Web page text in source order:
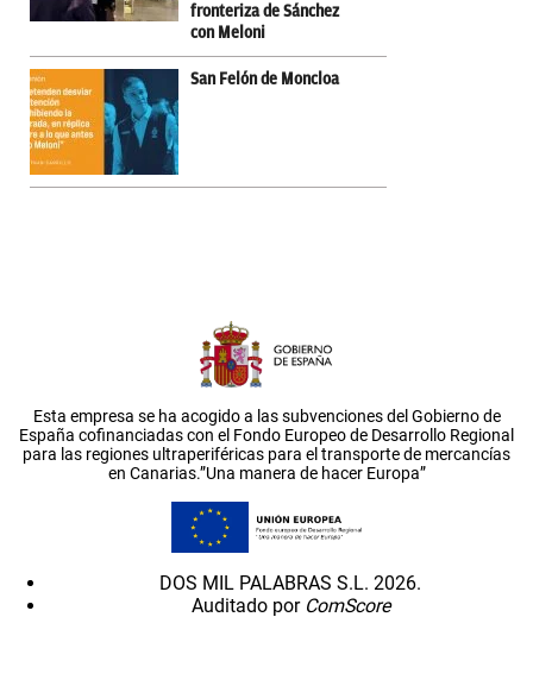
fronteriza de Sánchez
con Meloni
San Felón de Moncloa
Esta empresa se ha acogido a las subvenciones del Gobierno de
España cofinanciadas con el Fondo Europeo de Desarrollo Regional
para las regiones ultraperiféricas para el transporte de mercancías
en Canarias.”Una manera de hacer Europa”
DOS MIL PALABRAS S.L. 2026.
Auditado por ComScore